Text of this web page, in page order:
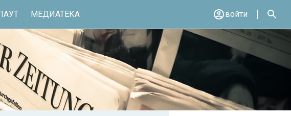
МЕДИАТЕКА войти